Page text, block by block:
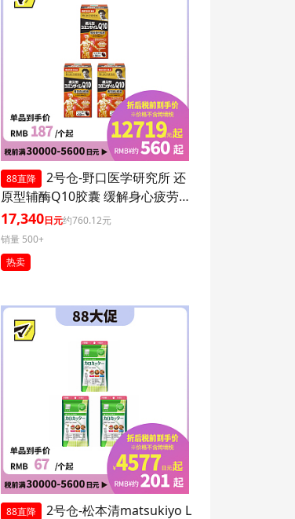
88直降
2号仓-野口医学研究所 还
原型辅酶Q10胶囊 缓解身心疲劳
强健心肌 60粒 3个装
17,340日元约760.12元
销量 500+
热卖
88直降 2号仓-松本清matsukiyo L